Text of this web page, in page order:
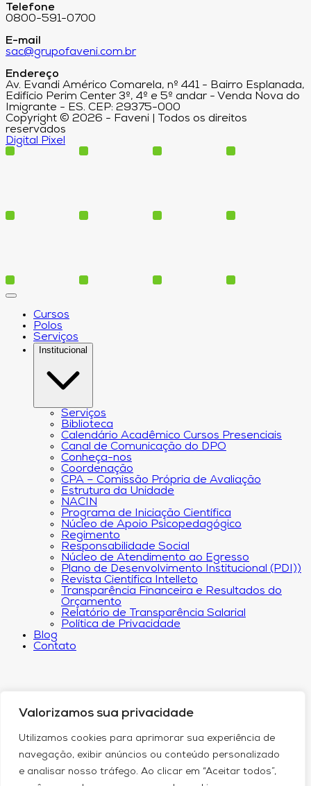
Valorizamos sua privacidade
Utilizamos cookies para aprimorar sua experiência de
navegação, exibir anúncios ou conteúdo personalizado
e analisar nosso tráfego. Ao clicar em “Aceitar todos”,
Telefone
0800-591-0700
E-mail
sac@grupofaveni.com.br
Endereço
Av. Evandi Américo Comarela, nº 441 - Bairro Esplanada,
Edifício Perim Center 3º, 4º e 5º andar - Venda Nova do
Imigrante - ES. CEP: 29375-000
Copyright © 2026 - Faveni | Todos os direitos
reservados
Digital Pixel
Cursos
Polos
Serviços
Institucional
Serviços
Biblioteca
Calendário Acadêmico Cursos Presenciais
Canal de Comunicação do DPO
Conheça-nos
Coordenação
CPA – Comissão Própria de Avaliação
Estrutura da Unidade
NACIN
Programa de Iniciação Científica
Núcleo de Apoio Psicopedagógico
Regimento
Responsabilidade Social
Núcleo de Atendimento ao Egresso
Plano de Desenvolvimento Institucional (PDI))
Revista Científica Intelleto
Transparência Financeira e Resultados do
Orçamento
Relatório de Transparência Salarial
Política de Privacidade
Blog
Contato